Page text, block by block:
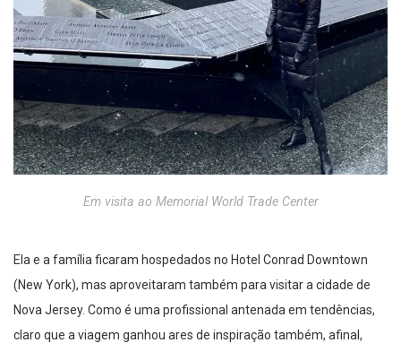
Em visita ao Memorial World Trade Center
Ela e a família ficaram hospedados no Hotel Conrad Downtown
(New York), mas aproveitaram também para visitar a cidade de
Nova Jersey. Como é uma profissional antenada em tendências,
claro que a viagem ganhou ares de inspiração também, afinal,